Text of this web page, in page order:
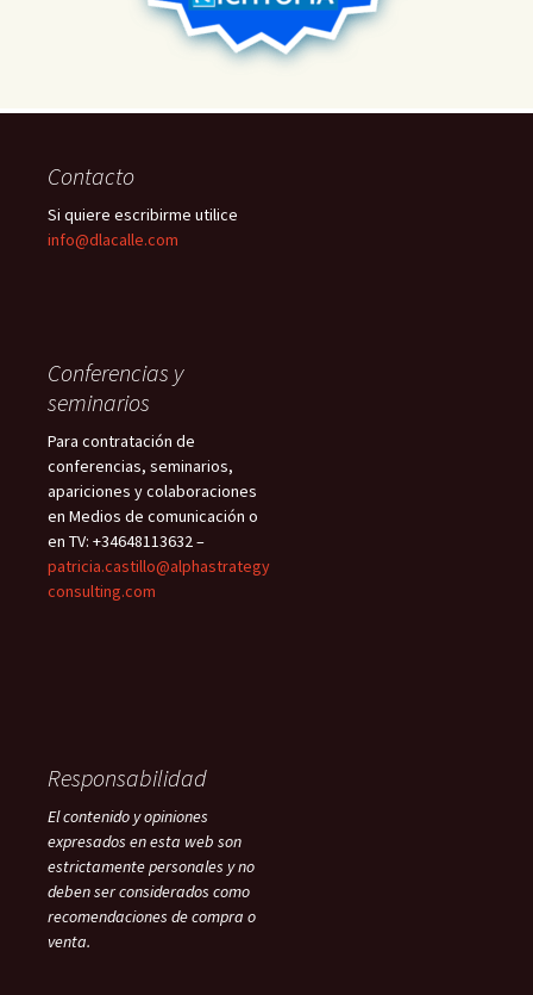
Contacto
Si quiere escribirme utilice
info@dlacalle.com
Conferencias y
seminarios
Para contratación de
conferencias, seminarios,
apariciones y colaboraciones
en Medios de comunicación o
en TV: +34648113632 –
patricia.castillo@alphastrategy
consulting.com
Responsabilidad
El contenido y opiniones
expresados en esta web son
estrictamente personales y no
deben ser considerados como
recomendaciones de compra o
venta.